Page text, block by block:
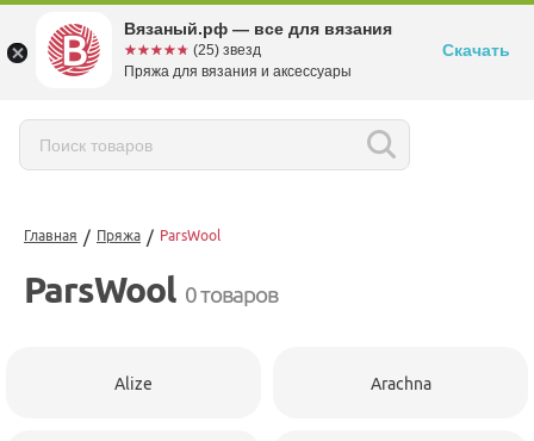
Главная / Пряжа / ParsWool
ParsWool 0 товаров
Alize Arachna
Вязаный.рф — все для вязания
☆☆☆☆☆
★★★★★ (25) звезд
Пряжа для вязания и аксессуары
Скачать